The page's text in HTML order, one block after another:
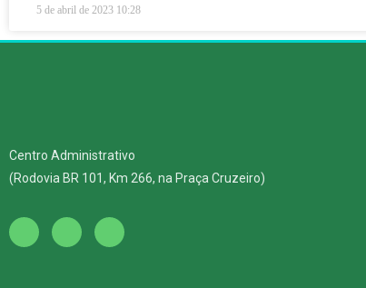
5 de abril de 2023 10:28
Centro Administrativo
(Rodovia BR 101, Km 266, na Praça Cruzeiro)